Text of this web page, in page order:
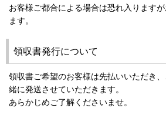
お客様ご都合による場合は恐れ入ります
ます。
領収書発行について
領収書ご希望のお客様は先払いいただき
緒に発送させていただきます。
あらかじめご了解くださいませ。